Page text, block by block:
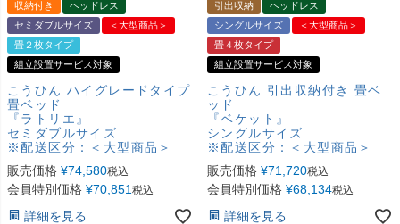
収納付き
ヘッドレス
セミダブルサイズ
＜大型商品＞
畳２枚タイプ
組立設置サービス対象
こうひん ハイグレードタイプ
畳ベッド
『ラトリエ』
セミダブルサイズ
※配送区分：＜大型商品＞
販売価格 ¥74,580税込
会員特別価格 ¥70,851 税込
詳細を見る
引出収納
ヘッドレス
シングルサイズ
＜大型商品＞
畳４枚タイプ
組立設置サービス対象
こうひん 引出収納付き 畳ベ
ッド
『ベケット』
シングルサイズ
※配送区分：＜大型商品＞
販売価格 ¥71,720税込
会員特別価格 ¥68,134税込
詳細を見る